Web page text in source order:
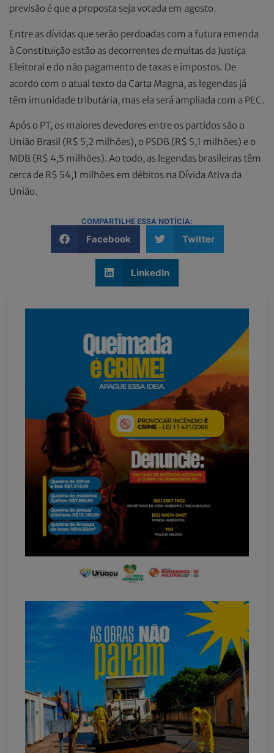
previsão é que a proposta seja votada em agosto.
Entre as dívidas que serão perdoadas com a futura emenda
à Constituição estão as decorrentes de multas da Justiça
Eleitoral e do não pagamento de taxas e impostos. De
acordo com o atual texto da Carta Magna, as legendas já
têm imunidade tributária, mas ela será ampliada com a PEC.
Após o PT, os maiores devedores entre os partidos são o
União Brasil (R$ 5,2 milhões), o PSDB (R$ 5,1 milhões) e o
MDB (R$ 4,5 milhões). Ao todo, as legendas brasileiras têm
cerca de R$ 54,1 milhões em débitos na Dívida Ativa da
União.
COMPARTILHE ESSA NOTÍCIA:
Facebook Twitter
LinkedIn